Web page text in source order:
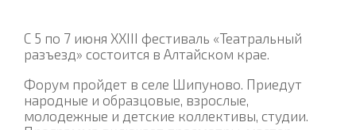
С 5 по 7 июня XXIII фестиваль «Театральный
разъезд» состоится в Алтайском крае.
Форум пройдет в селе Шипуново. Приедут
народные и образцовые, взрослые,
молодежные и детские коллективы, студии.